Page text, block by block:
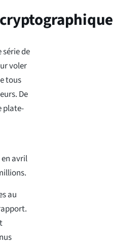
de
voler
tous
De
plate-
avril
au